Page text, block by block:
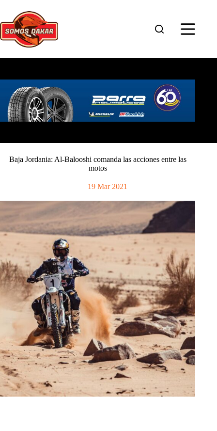
contenido
Baja Jordania: Al-Balooshi comanda las acciones entre las
motos
19 Mar 2021